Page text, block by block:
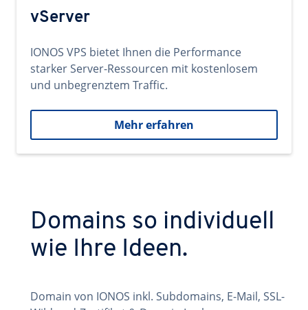
vServer
IONOS VPS bietet Ihnen die Performance
starker Server-Ressourcen mit kostenlosem
und unbegrenztem Traffic.
Mehr erfahren
Domains so individuell
wie Ihre Ideen.
Domain von IONOS inkl. Subdomains, E-Mail, SSL-